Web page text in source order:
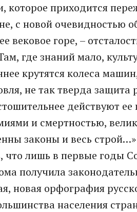
которое приходится
с новой очевидностью
вековое горе, –
где знаний мало,
крутятся колеса
не так тверда
действуют
и смертностью,
законы и весь строй…»
лишь в первые годы
получила
новая орфография
населения